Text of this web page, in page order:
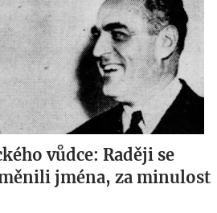
vůdce: Raději se
jména, za minulost